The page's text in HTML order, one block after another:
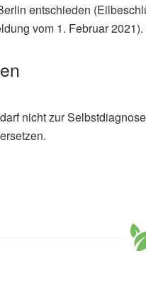
entschieden
vom 1. Februar
nicht zur